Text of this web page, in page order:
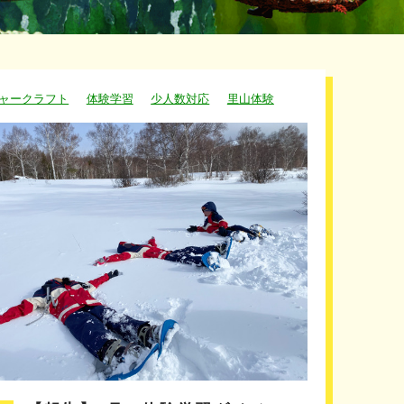
ークラフト 体験学習 少人数対応 里山体験